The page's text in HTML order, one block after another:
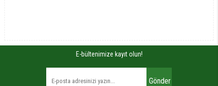
E-bültenimize kayıt olun!
Gönder